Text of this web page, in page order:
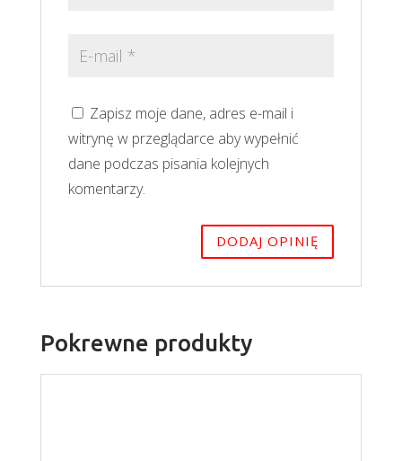
Zapisz moje dane, adres e-mail i
witrynę w przeglądarce aby wypełnić
dane podczas pisania kolejnych
komentarzy.
Pokrewne produkty